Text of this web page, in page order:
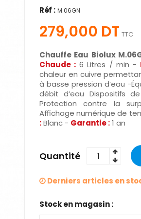
Réf : M.06GN
279,000 DT TTC
Chauffe Eau Biolux
Chaude : 6 Litres / min -
chaleur en cuivre
à basse pression d’eau -
débit d’eau Dispositifs
Protection contre la
Affichage numérique de
:Blanc - Garantie :1 an
Quantité
Derniers articles en
Stock en magasin :